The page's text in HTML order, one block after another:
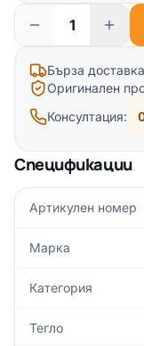
Бърза
Оригинален
Консултация:
Спецификации
Артикулен номер
Марка
Категория
Тегло